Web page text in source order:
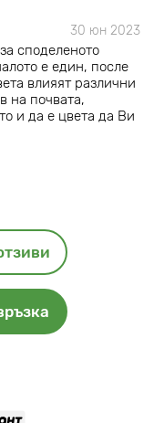
30 юн 2023
споделеното
е един, после
влияят различни
на почвата,
и да е цвета да Ви